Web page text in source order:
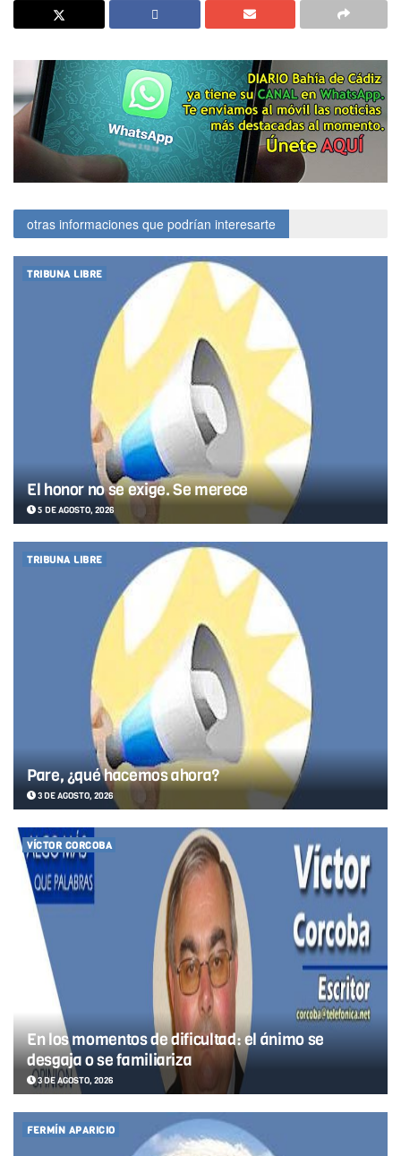
otras informaciones que podrían interesarte
TRIBUNA LIBRE
El honor no se exige. Se merece
5 DE AGOSTO, 2026
TRIBUNA LIBRE
Pare, ¿qué hacemos ahora?
3 DE AGOSTO, 2026
VÍCTOR CORCOBA
En los momentos de dificultad: el ánimo se
desgaja o se familiariza
3 DE AGOSTO, 2026
FERMÍN APARICIO